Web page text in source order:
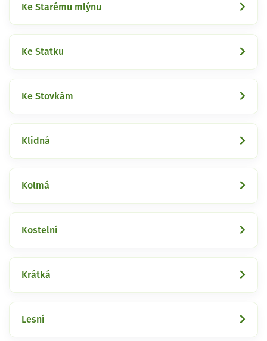
Ke Starému mlýnu
Ke Statku
Ke Stovkám
Klidná
Kolmá
Kostelní
Krátká
Lesní